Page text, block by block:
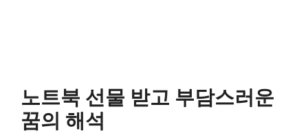
노트북 선물 받고 부담스러운
꿈의 해석